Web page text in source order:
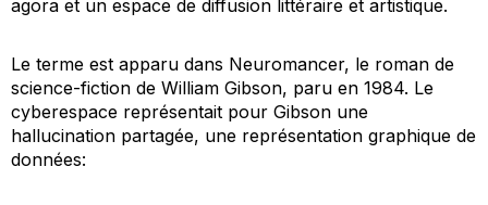
agora et un espace de diffusion littéraire et artistique.
Le terme est apparu dans Neuromancer, le roman de
science-fiction de William Gibson, paru en 1984. Le
cyberespace représentait pour Gibson une
hallucination partagée, une représentation graphique de
données: